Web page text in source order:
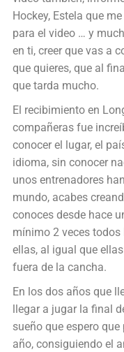
Hockey, Estela que
para el video … y
en ti, creer que vas a
que quieres, que al
que tarda mucho.
El recibimiento en
compañeras fue
conocer el lugar, el
idioma, sin conocer
unos entrenadores
mundo, acabes
conoces desde hace
mínimo 2 veces todos
ellas, al igual que
fuera de la cancha.
En los dos años que
llegar a jugar la final
sueño que espero
año, consiguiendo el